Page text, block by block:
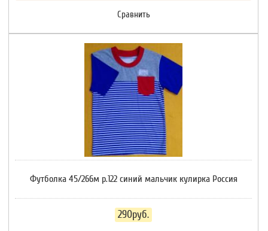
Сравнить
Футболка 45/266м р.122 синий мальчик кулирка Россия
290руб.